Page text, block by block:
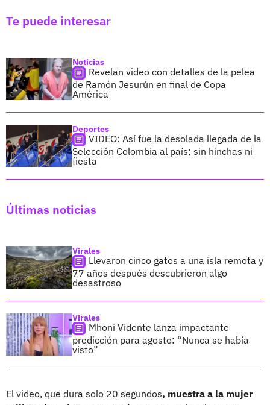
Te puede interesar
Noticias
Revelan video con detalles de la pelea
de Ramón Jesurún en final de Copa
América
Deportes
VIDEO: Así fue la desolada llegada de la
Selección Colombia al país; sin hinchas ni
fiesta
Últimas noticias
Virales
Llevaron cinco gatos a una isla remota y
77 años después descubrieron algo
desastroso
Virales
Mhoni Vidente lanza impactante
predicción para agosto: “Nunca se había
visto”
El video, que dura solo 20 segundos, muestra a la mujer